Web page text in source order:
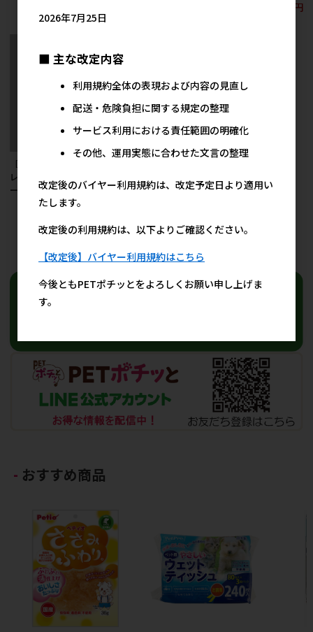
445円
［ペティオ］メルトジュ
レ 水分補給 マグロゼリ
ー 22g×4個入
参考上代
390円
味 16g×17個入
件中 1〜29件目
おすすめ商品
2026年7月25日
■ 主な改定内容
利用規約全体の表現および内容の見直し
配送・危険負担に関する規定の整理
サービス利用における責任範囲の明確化
その他、運用実態に合わせた文言の整理
改定後のバイヤー利用規約は、改定予定日より適用い
たします。
改定後の利用規約は、以下よりご確認ください。
【改定後】バイヤー利用規約はこちら
今後ともPETポチッとをよろしくお願い申し上げま
す。